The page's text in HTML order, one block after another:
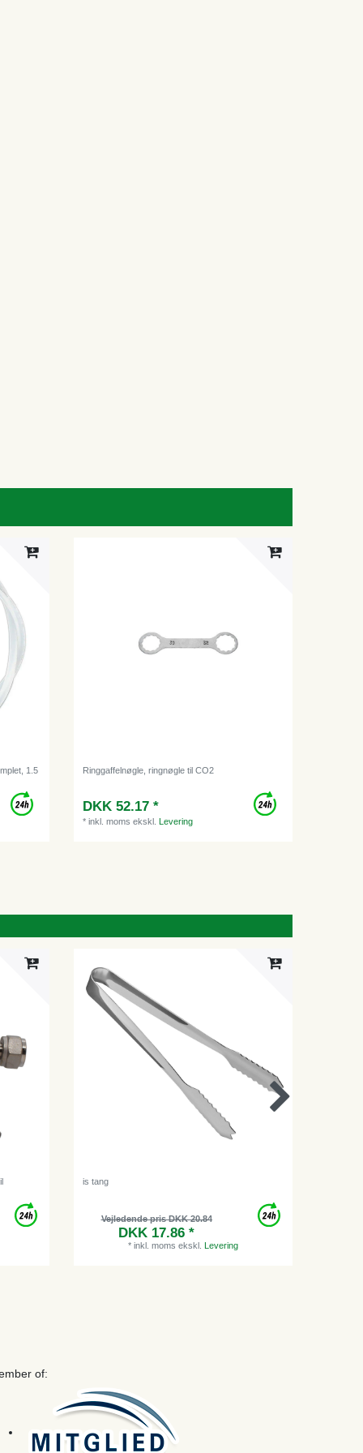
1.5
Ringgaffelnøgle, ringnøgle til CO2
DKK 52.17 *
*inkl. moms ekskl.Levering
is tang
Vejledende pris DKK 20.84
DKK 17.86 *
* inkl. moms ekskl. Levering
of: